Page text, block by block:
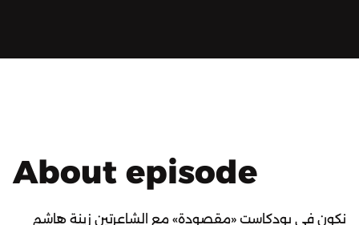
About episode
نكون في بودكاست «مقصودة» مع الشاعرتين زينة هاشم